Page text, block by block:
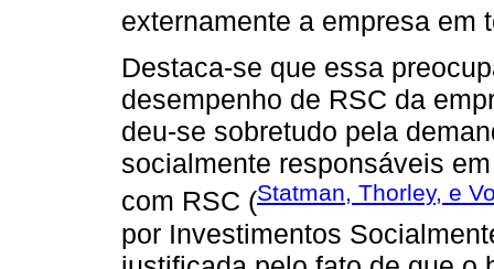
externamente a empresa em
Destaca-se que essa
desempenho de RSC da
deu-se sobretudo pela
socialmente responsáveis
com RSC (Statman, Thorley, e
por Investimentos